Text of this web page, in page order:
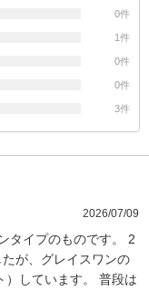
0件
1件
0件
0件
3件
2026/07/09
タイプのものです。 2
が、グレイスワンの
）しています。 普段は